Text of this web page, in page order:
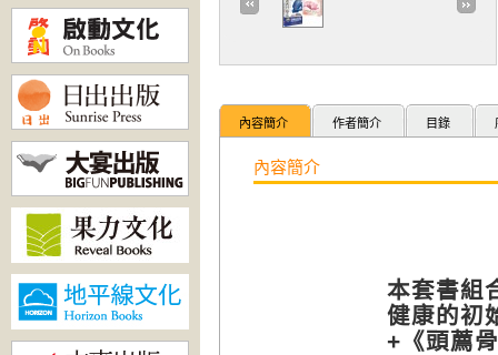
內容簡介 作者簡介 目錄
內容簡介
本套書組
健康的初
+《頭薦